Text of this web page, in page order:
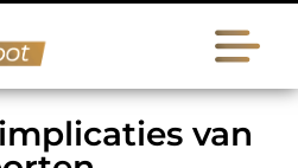
van